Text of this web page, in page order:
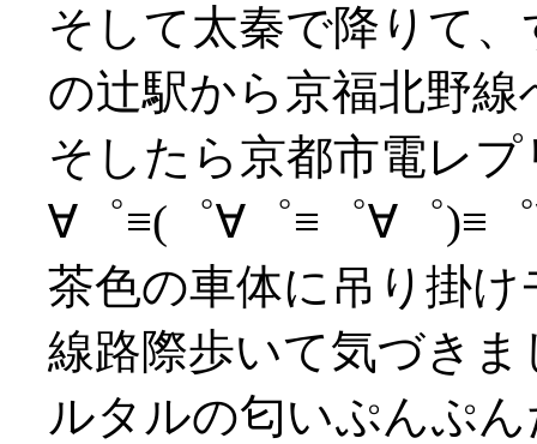
そして太秦で降りて
の辻駅から京福北野線
そしたら京都市電レ
∀゜≡(゜∀゜≡゜∀゜)≡
茶色の車体に吊り掛
線路際歩いて気づき
ルタルの匂いぷんぷ